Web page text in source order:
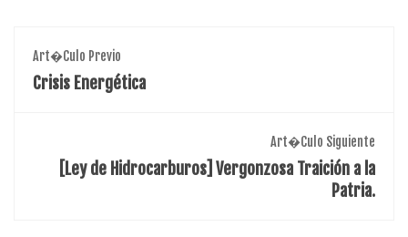
Art�culo Previo
Crisis Energética
Art�culo Siguiente
[Ley de Hidrocarburos] Vergonzosa Traición a la
Patria.